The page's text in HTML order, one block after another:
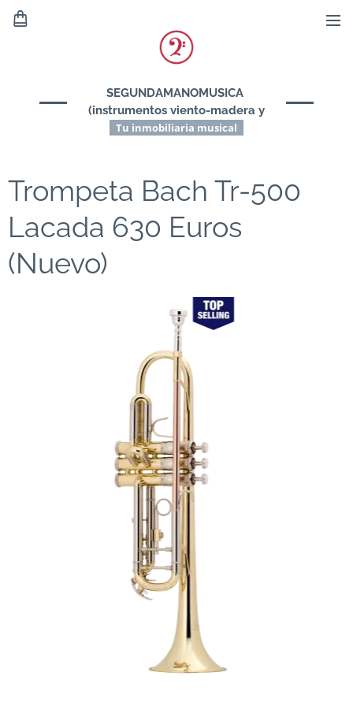
SEGUNDAMANOMUSICA
(instrumentos viento-madera y
viento-metal)
Tu inmobiliaria musical
Trompeta Bach Tr-500
Lacada 630 Euros
(Nuevo)